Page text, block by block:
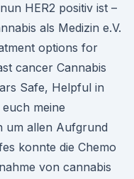
HER2 positiv ist –
als Medizin e.V.
options for
cancer Cannabis
Safe, Helpful in
meine
um allen Aufgrund
konnte die Chemo
von cannabis